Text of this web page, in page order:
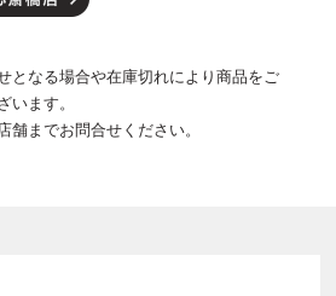
となる場合や在庫切れにより商品をご
います。
舗までお問合せください。